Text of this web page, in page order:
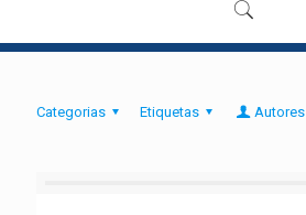
Categorias Etiquetas Autores